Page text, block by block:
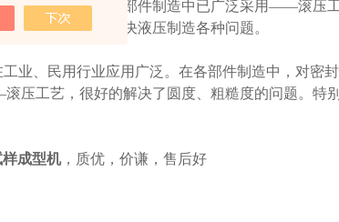
要求，目前在液压部件制造中已广泛采用——滚压
液压工具可以解决液压制造各种问题。
业、民用行业应用广泛。在各部件制造中，对密
压工艺，很好的解决了圆度、粗糙度的问题。特
成型机，质优，价谦，售后好